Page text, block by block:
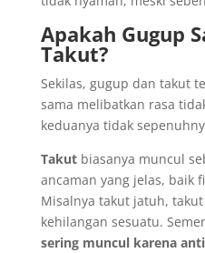
Apakah Gugup
Takut?
Sekilas, gugup dan takut
sama melibatkan rasa
keduanya tidak
Takutbiasanya muncul
ancaman yang jelas, baik
Misalnya takut jatuh,
kehilangan sesuatu.
sering muncul karena